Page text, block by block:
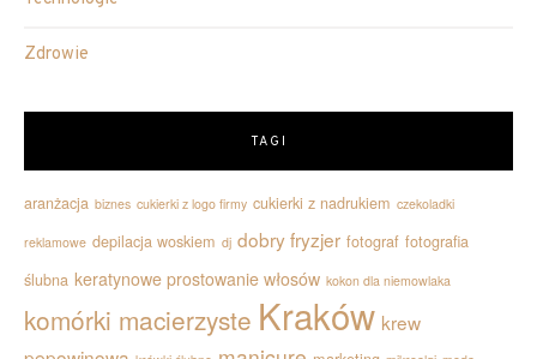
Zdrowie
TAGI
aranżacja biznes cukierki z logo firmy cukierki z nadrukiem czekoladki
reklamowe depilacja woskiem dj dobry fryzjer fotograf fotografia
ślubna keratynowe prostowanie włosów kokon dla niemowlaka
komórki macierzyste Kraków krew